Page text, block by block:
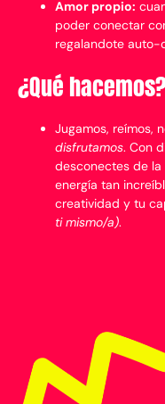
Amor propio:
poder conectar
regalandote auto-
¿Qué
Jugamos, reímos,
disfrutamos. Con
desconectes de
energía tan
creatividad y tu
ti mismo/a).